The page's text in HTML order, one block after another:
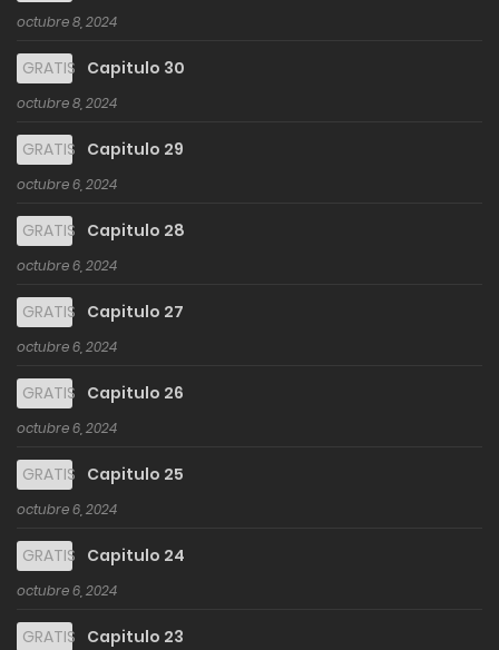
octubre 8, 2024
GRATIS Capitulo 30
octubre 8, 2024
GRATIS Capitulo 29
octubre 6, 2024
GRATIS Capitulo 28
octubre 6, 2024
GRATIS Capitulo 27
octubre 6, 2024
GRATIS Capitulo 26
octubre 6, 2024
GRATIS Capitulo 25
octubre 6, 2024
GRATIS Capitulo 24
octubre 6, 2024
GRATIS Capitulo 23